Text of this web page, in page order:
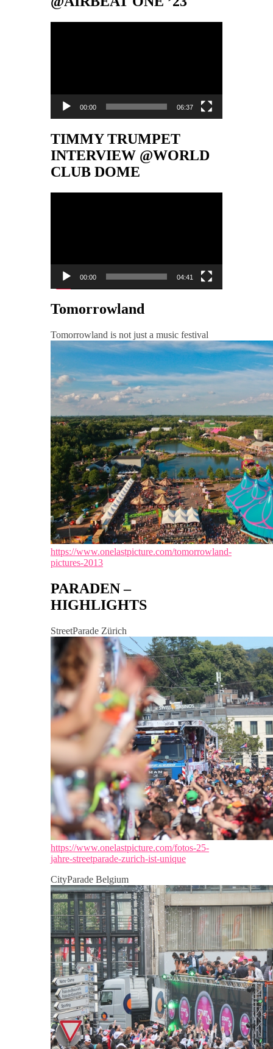
00:00 06:37
TIMMY TRUMPET
INTERVIEW @WORLD
CLUB DOME
00:00 04:41
Tomorrowland
Tomorrowland is not just a music festival
https://www.onelastpicture.com/tomorrowland-
pictures-2013
PARADEN –
HIGHLIGHTS
StreetParade Zürich
https://www.onelastpicture.com/fotos-25-
jahre-streetparade-zurich-ist-unique
CityParade Belgium